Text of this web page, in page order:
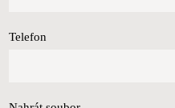
Telefon